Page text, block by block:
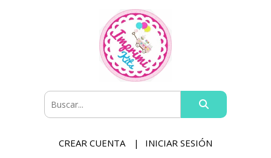
CREAR CUENTA INICIAR SESIÓN